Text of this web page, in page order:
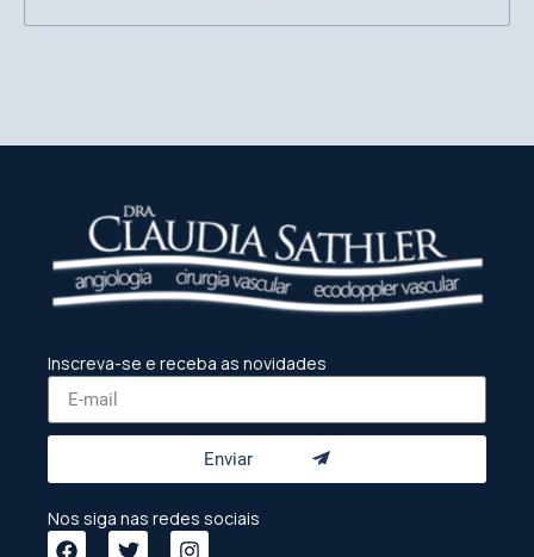
Inscreva-se e receba as novidades
Enviar
Nos siga nas redes sociais